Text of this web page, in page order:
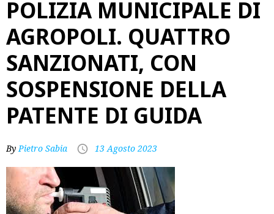
POLIZIA MUNICIPALE DI
AGROPOLI. QUATTRO
SANZIONATI, CON
SOSPENSIONE DELLA
PATENTE DI GUIDA
ByPietro Sabia 13 Agosto 2023